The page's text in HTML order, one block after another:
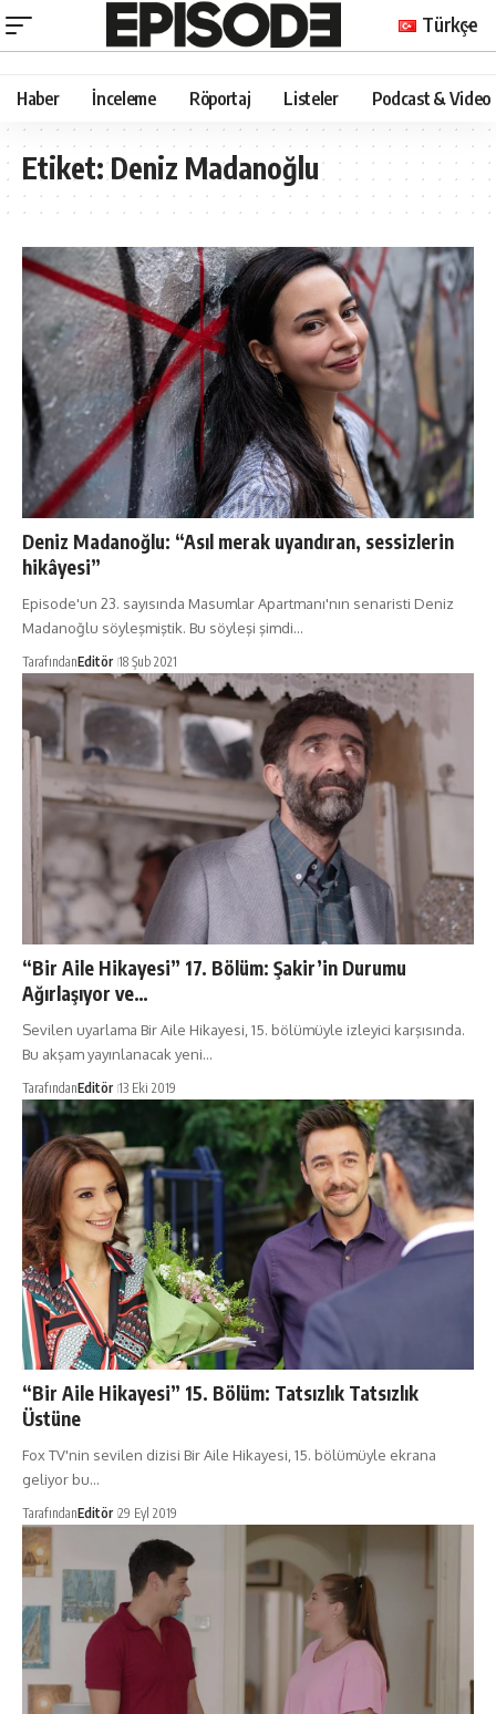
Türkçe
Haber İnceleme Röportaj Listeler Podcast & Video
Etiket:Deniz Madanoğlu
Deniz Madanoğlu: “Asıl merak uyandıran, sessizlerin
hikâyesi”
Episode'un 23. sayısında Masumlar Apartmanı'nın senaristi Deniz
Madanoğlu söyleşmiştik. Bu söyleşi şimdi…
TarafındanEditör 18 Şub 2021
“Bir Aile Hikayesi” 17. Bölüm: Şakir’in Durumu
Ağırlaşıyor ve…
Sevilen uyarlama Bir Aile Hikayesi, 15. bölümüyle izleyici karşısında.
Bu akşam yayınlanacak yeni…
TarafındanEditör 13 Eki 2019
“Bir Aile Hikayesi” 15. Bölüm: Tatsızlık Tatsızlık
Üstüne
Fox TV'nin sevilen dizisi Bir Aile Hikayesi, 15. bölümüyle ekrana
geliyor bu…
TarafındanEditör 29 Eyl 2019